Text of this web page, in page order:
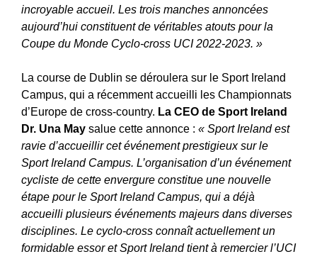
incroyable accueil. Les trois manches annoncées
aujourd’hui constituent de véritables atouts pour la
Coupe du Monde Cyclo-cross UCI 2022-2023. »
La course de Dublin se déroulera sur le Sport Ireland
Campus, qui a récemment accueilli les Championnats
d’Europe de cross-country. La CEO de Sport Ireland
Dr. Una May salue cette annonce : « Sport Ireland est
ravie d’accueillir cet événement prestigieux sur le
Sport Ireland Campus. L’organisation d’un événement
cycliste de cette envergure constitue une nouvelle
étape pour le Sport Ireland Campus, qui a déjà
accueilli plusieurs événements majeurs dans diverses
disciplines. Le cyclo-cross connaît actuellement un
formidable essor et Sport Ireland tient à remercier l’UCI